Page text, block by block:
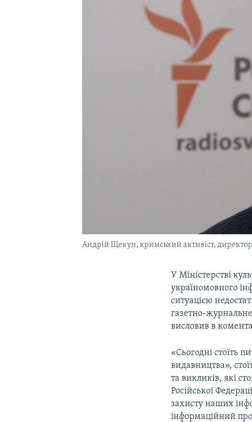
Андрій Щекун, кримський активіст,
У Міністерстві
україномовного
ситуацією
газетно-
висловив в
«Сьогодні стоїть
видавництва»,
та викликів, які
Російської
захисту наших
інформаційний